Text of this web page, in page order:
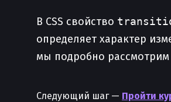
В CSS свойство
определяет характер
мы подробно
Следующий шаг — Пройти